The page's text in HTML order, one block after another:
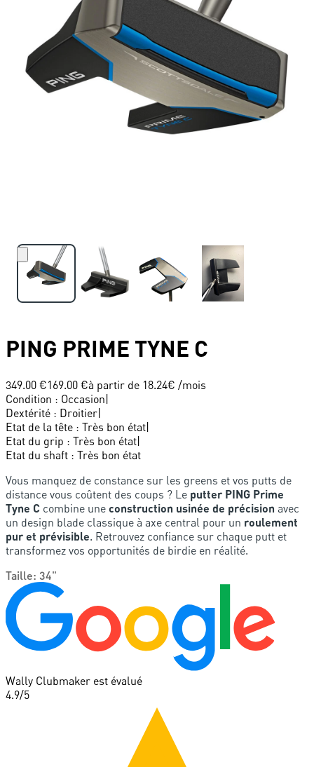
PING PRIME TYNE C
349.00 €169.00 €à partir de 18.24€ /mois
Condition : Occasion|
Dextérité : Droitier|
Etat de la tête : Très bon état|
Etat du grip : Très bon état|
Etat du shaft : Très bon état
Vous manquez de constance sur les greens et vos putts de
distance vous coûtent des coups ? Le putter PING Prime
Tyne C combine une construction usinée de précision avec
un design blade classique à axe central pour un roulement
pur et prévisible. Retrouvez confiance sur chaque putt et
transformez vos opportunités de birdie en réalité.
Taille: 34"
Wally Clubmaker est évalué
4.9/5